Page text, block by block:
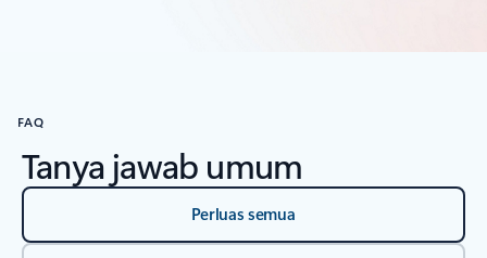
FAQ
Tanya jawab umum
Perluas semua